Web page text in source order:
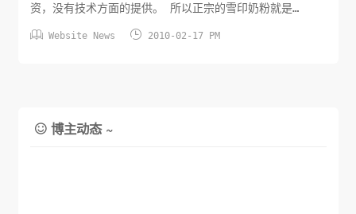
资，没有技术方面的提供。 所以正宗的雪印奶粉就是
白的也就是SNOWBABY。
 Website News  2010-02-17 PM
 博主动态 ~